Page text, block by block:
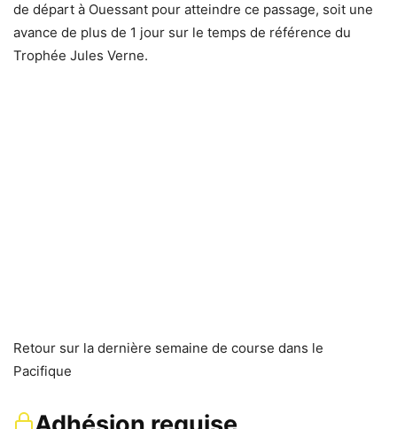
de départ à Ouessant pour atteindre ce passage, soit une
avance de plus de 1 jour sur le temps de référence du
Trophée Jules Verne.
Retour sur la dernière semaine de course dans le
Pacifique